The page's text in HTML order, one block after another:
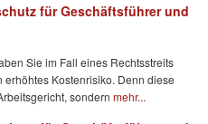
für Geschäftsführer und
Sie im Fall eines Rechtsstreits
Kostenrisiko. Denn diese
sondern mehr...